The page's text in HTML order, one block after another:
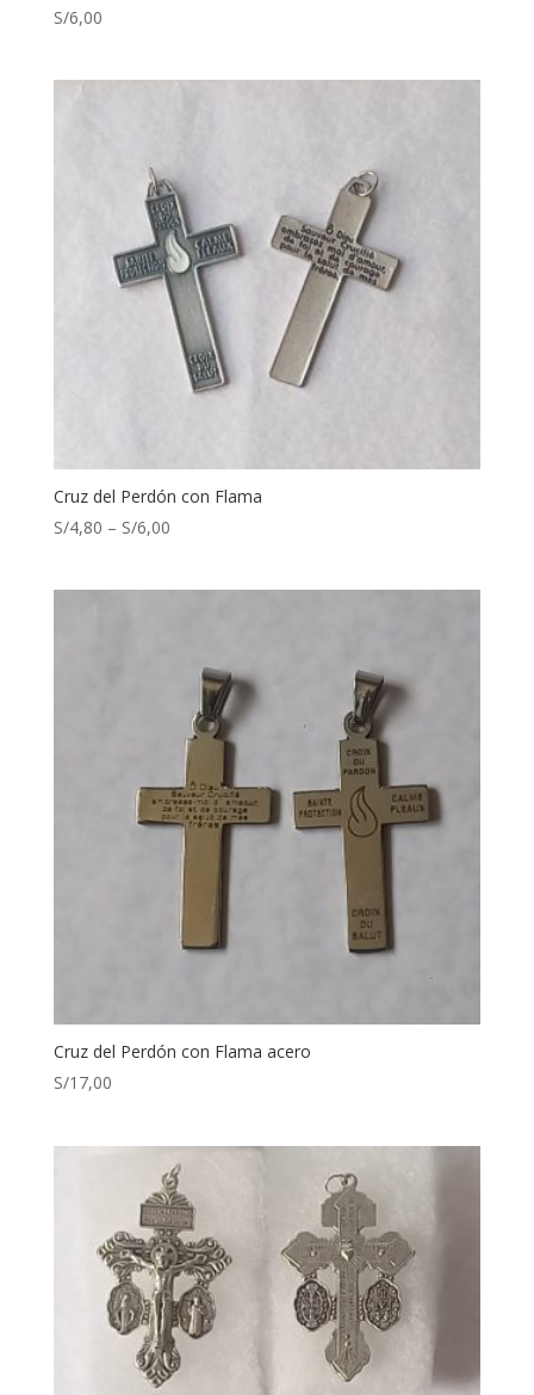
S/6,00
Cruz del Perdón con Flama
S/4,80 – S/6,00
Cruz del Perdón con Flama acero
S/17,00